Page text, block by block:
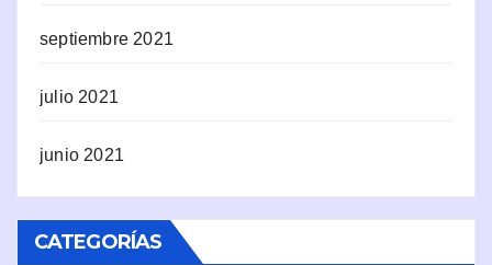
septiembre 2021
julio 2021
junio 2021
CATEGORÍAS